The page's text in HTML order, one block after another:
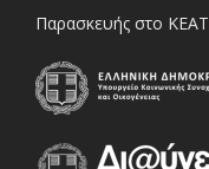
Παρασκευής στο ΚΕΑΤ